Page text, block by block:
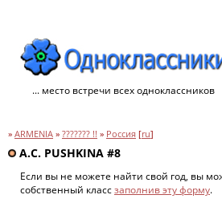
... место встречи всех одноклассников
» ARMENIA » ??????? !! » Россия [ru]
A.C. PUSHKINA #8
Если вы не можете найти свой год, вы
собственный классзаполнив эту форму.